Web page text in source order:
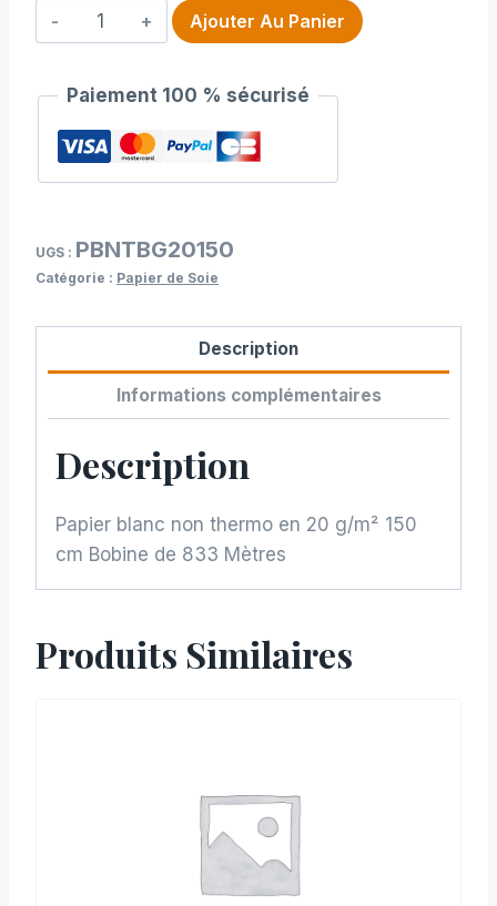
quantité
de
non
thermo
en
cm
Ajouter Au Panier
Paiement 100 % sécurisé
UGS : PBNTBG20150
Catégorie : Papier de Soie
Description
Informations complémentaires
Description
Papier blanc non thermo en 20 g/m² 150
cm Bobine de 833 Mètres
Produits Similaires